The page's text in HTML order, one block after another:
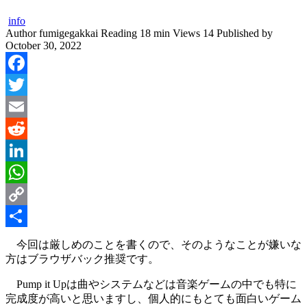
info
Author fumigegakkai Reading 18 min Views 14 Published by
October 30, 2022
Facebook
Twitter
Email
Reddit
LinkedIn
WhatsApp
Copy
Link
Share
今回は厳しめのことを書くので、そのようなことが嫌いな
方はブラウザバック推奨です。
Pump it Upは曲やシステムなどは音楽ゲームの中でも特に
完成度が高いと思いますし、個人的にもとても面白いゲーム